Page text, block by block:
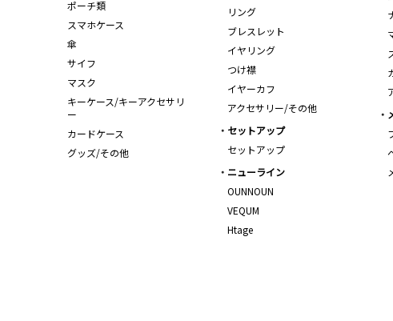
リング
ブレスレット
イヤリング
つけ襟
イヤーカフ
アクセサリー/その他
ポーチ類
スマホケース
傘
サイフ
マスク
キーケース/キーアクセサリ
ー
カードケース
グッズ/その他
セットアップ
セットアップ
ニューライン
OUNNOUN
VEQUM
Htage